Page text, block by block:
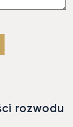
rozwodu